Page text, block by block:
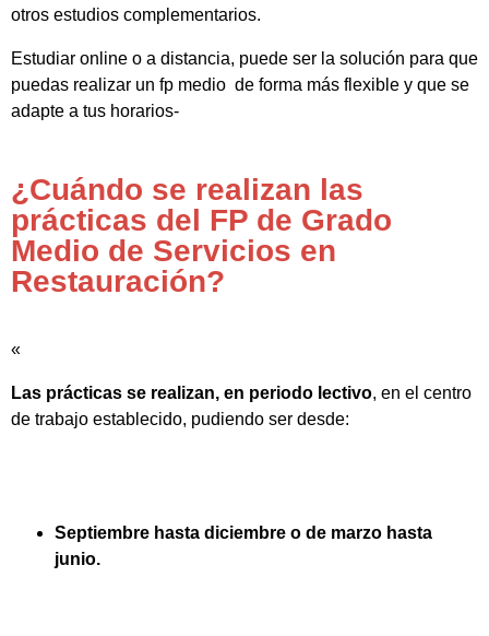
otros estudios complementarios.
Estudiar online o a distancia, puede ser la solución para que
puedas realizar un fp medio de forma más flexible y que se
adapte a tus horarios-
¿Cuándo se realizan las
prácticas del FP de Grado
Medio de Servicios en
Restauración?
«
Las prácticas se realizan, en periodo lectivo, en el centro
de trabajo establecido, pudiendo ser desde:
Septiembre hasta diciembre o de marzo hasta
junio.